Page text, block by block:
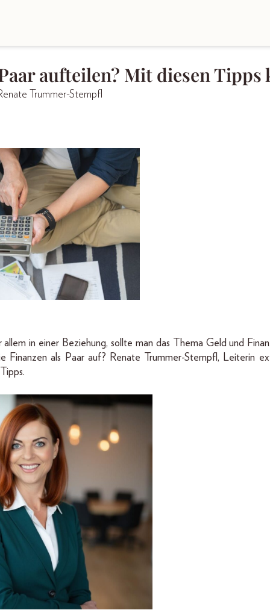
aufteilen? Mit diesen Tipps
Trummer-Stempfl
in einer Beziehung, sollte man das Thema Geld und
Finanzen als Paar auf? Renate Trummer-Stempfl, Leiterin